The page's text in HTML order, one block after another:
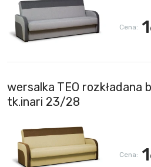
Cena:
wersalka TEO rozkładana
tk.inari 23/28
Cena: